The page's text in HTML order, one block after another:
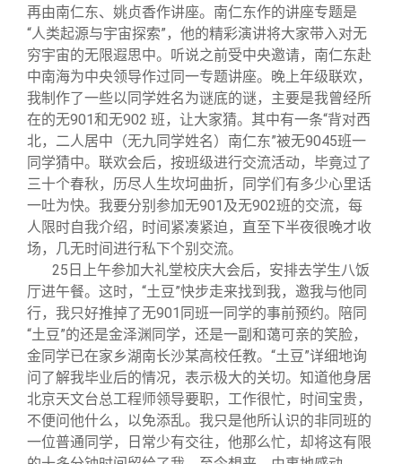
再由南仁东、姚贞香作讲座。南仁东作的讲座专题是
“人类起源与宇宙探索”，他的精彩演讲将大家带入对无
穷宇宙的无限遐思中。听说之前受中央邀请，南仁东赴
中南海为中央领导作过同一专题讲座。晚上年级联欢，
我制作了一些以同学姓名为谜底的谜，主要是我曾经所
在的无901和无902 班，让大家猜。其中有一条“背对西
北，二人居中（无九同学姓名）南仁东”被无9045班一
同学猜中。联欢会后，按班级进行交流活动，毕竟过了
三十个春秋，历尽人生坎坷曲折，同学们有多少心里话
一吐为快。我要分别参加无901及无902班的交流，每
人限时自我介绍，时间紧凑紧迫，直至下半夜很晚才收
场，几无时间进行私下个别交流。
25 日上午参加大礼堂校庆大会后，安排去学生八饭
厅进午餐。这时，“土豆”快步走来找到我，邀我与他同
行，我只好推掉了无901同班一同学的事前预约。陪同
“土豆”的还是金泽渊同学，还是一副和蔼可亲的笑脸，
金同学已在家乡湖南长沙某高校任教。“土豆”详细地询
问了解我毕业后的情况，表示极大的关切。知道他身居
北京天文台总工程师领导要职，工作很忙，时间宝贵，
不便问他什么，以免添乱。我只是他所认识的非同班的
一位普通同学，日常少有交往，他那么忙，却将这有限